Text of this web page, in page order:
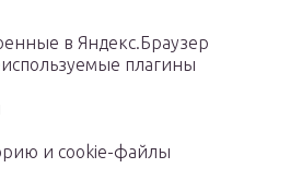
в Яндекс.Браузер
плагины
и cookie-файлы